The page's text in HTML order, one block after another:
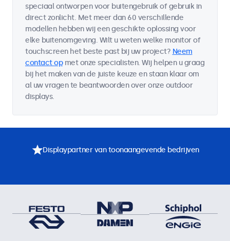
speciaal ontworpen voor buitengebruik of gebruik in
direct zonlicht. Met meer dan 60 verschillende
modellen hebben wij een geschikte oplossing voor
elke buitenomgeving. Wilt u weten welke monitor of
touchscreen het beste past bij uw project? Neem
contact opmet onze specialisten. Wij helpen u graag
bij het maken van de juiste keuze en staan klaar om
al uw vragen te beantwoorden over onze outdoor
displays.
Displaypartner van toonaangevende bedrijven